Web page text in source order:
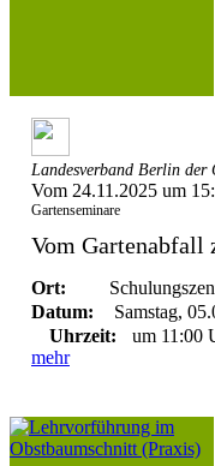
Landesverband Berlin der
Vom 24.11.2025 um
Gartenseminare
Vom Gartenabfall
Ort:
Datum:
Samstag,
Uhrzeit:
um 11:00
mehr